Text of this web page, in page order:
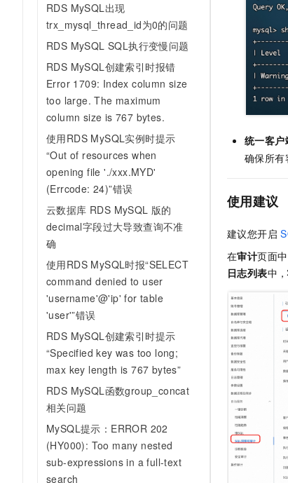
RDS MySQL出现
trx_mysql_thread_id为0的问题
RDS MySQL SQL执行变慢问题
RDS MySQL创建索引时报错
Error 1709: Index column size
too large. The maximum
column size is 767 bytes.
使用RDS MySQL实例时提示
“Out of resources when
opening file './xxx.MYD'
(Errcode: 24)”错误
云数据库 RDS MySQL 版的
decimal字段过大导致查询不准
确
使用RDS MySQL时报“SELECT
command denied to user
'username'@'ip' for table
'user'”错误
RDS MySQL创建索引时提示
“Specified key was too long;
max key length is 767 bytes”
RDS MySQL函数group_concat
相关问题
MySQL提示：ERROR 202
(HY000): Too many nested
sub-expressions in a full-text
search
统一客户
确保所有
使用建议
建议您开启
在审计页面
日志列表中，